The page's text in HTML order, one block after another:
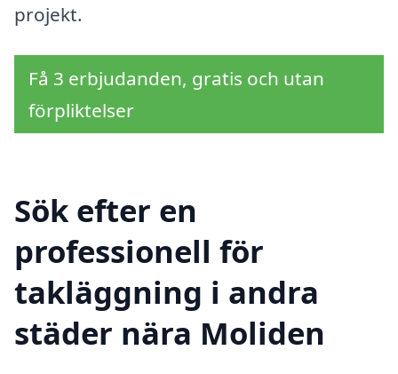
projekt.
Få 3 erbjudanden, gratis och utan
förpliktelser
Sök efter en
professionell för
takläggning i andra
städer nära Moliden